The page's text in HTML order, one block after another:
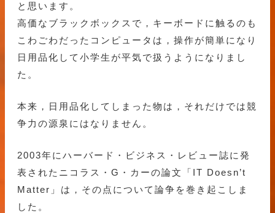
と思います。
高価なブラックボックスで，キーボードに触るのも
こわごわだったコンピュータは，操作が簡単になり
日用品化して小学生が平気で扱うようになりまし
た。
本来，日用品化してしまった物は，それだけでは競
争力の源泉にはなりません。
2003年にハーバード・ビジネス・レビュー誌に発
表されたニコラス・G・カーの論文「IT Doesn’t
Matter」は，その点について論争を巻き起こしま
した。